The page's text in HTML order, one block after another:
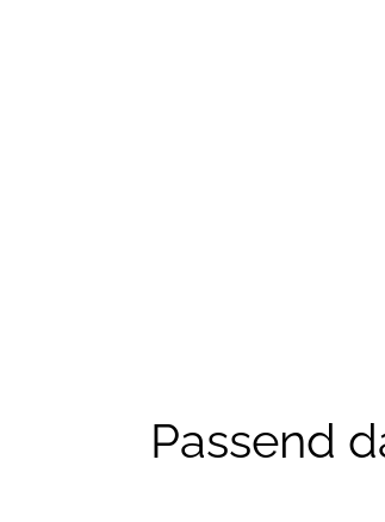
Passend